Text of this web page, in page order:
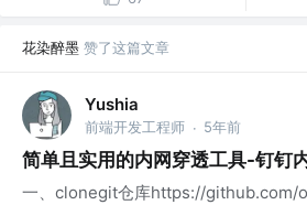
花染醉墨 赞了这篇文章
Yushia
前端开发工程师 · 5年前
简单且实用的内网穿透工具-钉钉
一、clonegit仓库https://github.com/